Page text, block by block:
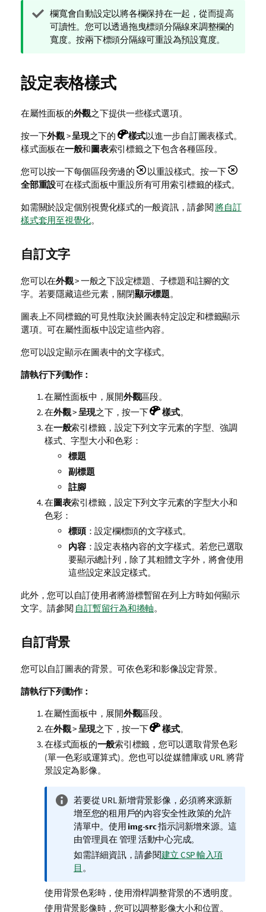
提
示
備
欄寬會自動設定以將各欄保持在一起，從而提高
可讀性。您可以透過拖曳標頭分隔線來調整欄的
寬度。按兩下標頭分隔線可重設為預設寬度。
設定表格樣式
在屬性面板的外觀之下提供一些樣式選項。
按一下外觀>呈現之下的 樣式以進一步自訂圖表樣式。
樣式面板在一般和圖表索引標籤之下包含各種區段。
您可以按一下每個區段旁邊的
以重設樣式。按一下
全部重設可在樣式面板中重設所有可用索引標籤的樣式。
如需關於設定個別視覺化樣式的一般資訊，請參閱將自訂
樣式套用至視覺化。
自訂文字
您可以在外觀> 一般之下設定標題、子標題和註腳的文
字。若要隱藏這些元素，關閉顯示標題。
圖表上不同標籤的可見性取決於圖表特定設定和標籤顯示
選項。可在屬性面板中設定這些內容。
您可以設定顯示在圖表中的文字樣式。
請執行下列動作：
在屬性面板中，展開外觀區段。
在外觀> 呈現之下，按一下 樣式。
在一般索引標籤，設定下列文字元素的字型、強調
樣式、字型大小和色彩：
標題
副標題
註腳
在圖表索引標籤，設定下列文字元素的字型大小和
色彩：
標頭：設定欄標頭的文字樣式。
內容：設定表格內容的文字樣式。若您已選取
要顯示總計列，除了其粗體文字外，將會使用
這些設定來設定樣式。
此外，您可以自訂使用者將游標暫留在列上方時如何顯示
文字。請參閱 自訂暫留行為和捲軸。
自訂背景
您可以自訂圖表的背景。可依色彩和影像設定背景。
請執行下列動作：
在屬性面板中，展開外觀區段。
在外觀> 呈現之下，按一下 樣式。
在樣式面板的一般索引標籤，您可以選取背景色彩
(單一色彩或運算式)。您也可以從媒體庫或 URL 將背
景設定為影像。
資
訊
備
註
若要從 URL 新增背景影像，必須將來源新
增至您的租用戶的內容安全性政策的允許
清單中。使用img-src指示詞新增來源。這
由管理員在 管理 活動中心完成。
如需詳細資訊，請參閱建立 CSP 輸入項
目 。
使用背景色彩時，使用滑桿調整背景的不透明度。
使用背景影像時，您可以調整影像大小和位置。